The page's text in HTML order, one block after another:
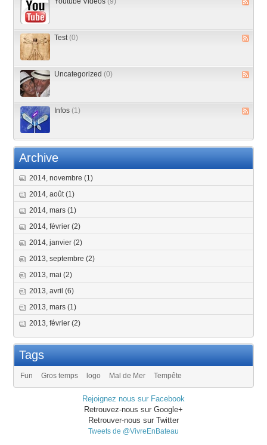
Test (0)
Uncategorized (0)
Infos (1)
Archive
2014, novembre(1)
2014, août(1)
2014, mars(1)
2014, février(2)
2014, janvier(2)
2013, septembre(2)
2013, mai(2)
2013, avril(6)
2013, mars(1)
2013, février(2)
Tags
Fun Gros temps logo Mal de Mer Tempête
Rejoignez nous sur Facebook
Retrouvez-nous sur Google+
Retrouver-nous sur Twitter
Tweets de @VivreEnBateau